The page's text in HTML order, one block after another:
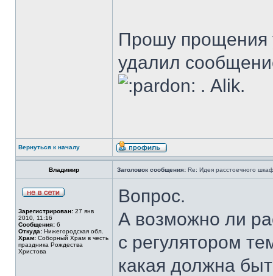
Прошу прощения
удалил
. Alik.
Вернуться к началу
Владимир Заголовок сообщения: Re: Идея расстоечного
Зарегистрирован: 27 янв
2010, 11:16
Сообщения: 6
Откуда: Нижегородская обл.
Храм: Соборный Храм в честь
праздника Рождества
Христова
Вопрос.
А возможно ли
с регулятором
какая должна